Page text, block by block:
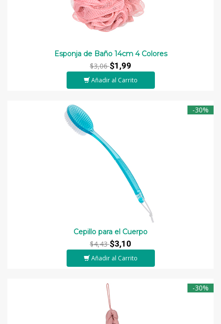
Esponja de Baño 14cm 4 Colores
$3,06$1,99
Añadir al Carrito
-30%
Cepillo para el Cuerpo
$4,43$3,10
Añadir al Carrito
-30%